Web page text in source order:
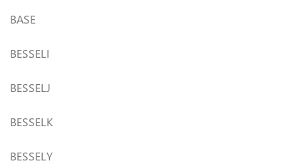
BASE
BESSELI
BESSELJ
BESSELK
BESSELY